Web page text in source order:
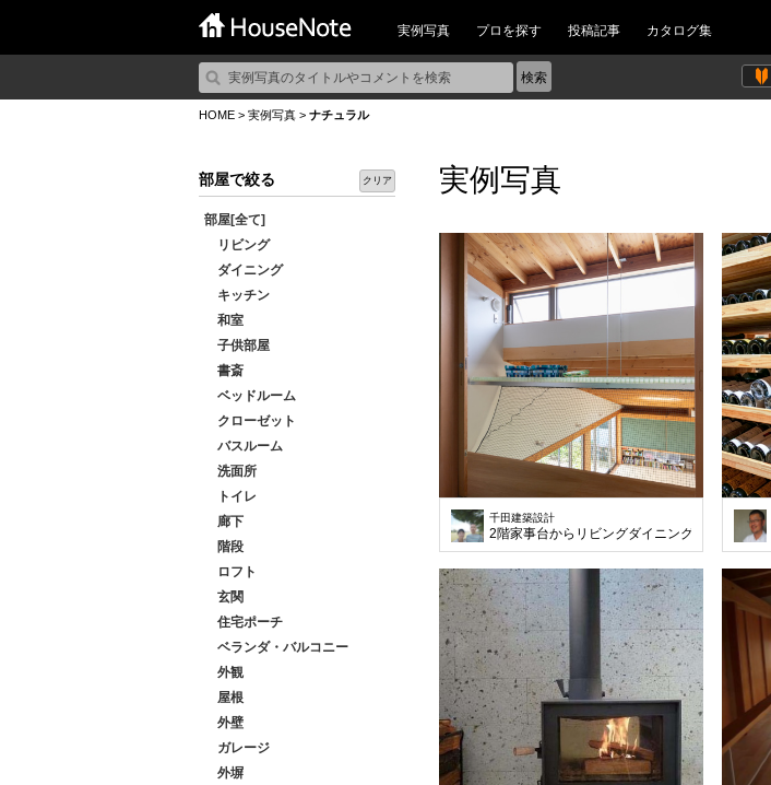
実例写真 プロを探す 投稿記事 カタログ集
HOME > 実例写真 > ナチュラル
部屋で絞る クリア
部屋[全て]
リビング
ダイニング
キッチン
和室
子供部屋
書斎
ベッドルーム
クローゼット
バスルーム
洗面所
トイレ
廊下
階段
ロフト
玄関
住宅ポーチ
ベランダ・バルコニー
外観
屋根
外壁
ガレージ
外塀
実例写真
千田建築設計
2階家事台からリビングダイニングを見下ろす